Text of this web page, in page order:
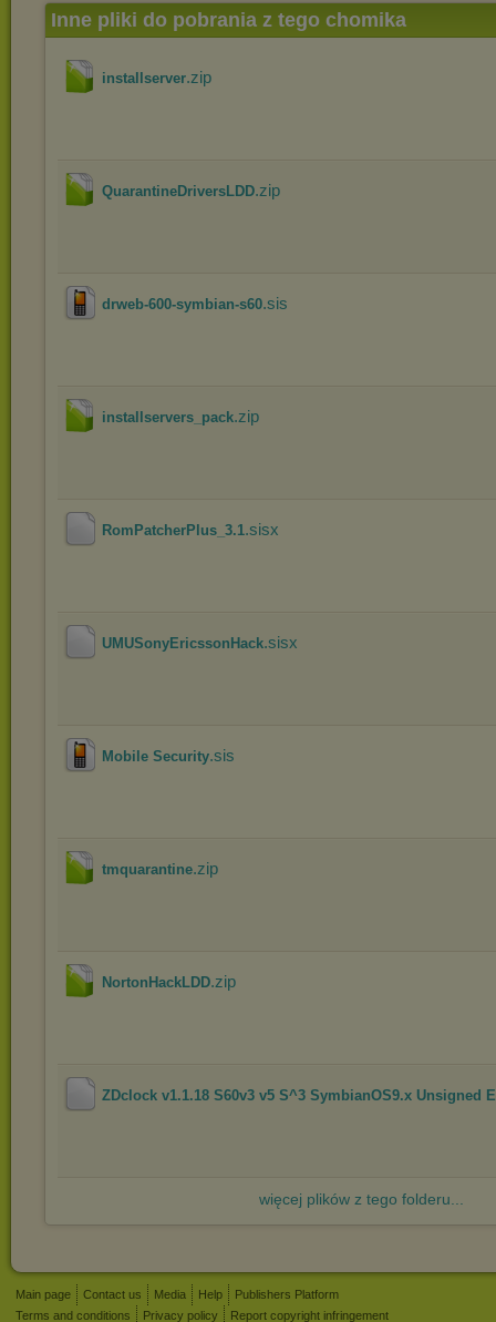
Inne pliki do pobrania z tego chomika
installserver.zip
QuarantineDriversLDD.zip
drweb-600-symbian-s60.sis
installservers_pack.zip
RomPatcherPlus_3.1.sisx
UMUSonyEricssonHack.sisx
Mobile Security.sis
tmquarantine.zip
NortonHackLDD.zip
ZDclock v1.1.18 S60v3 v5 S^3 SymbianOS9.x Unsigned
więcej plików z tego folderu...
Main page Contact us Media Help
Publishers Platform
Terms and conditions
Privacy policy Report copyright infringement